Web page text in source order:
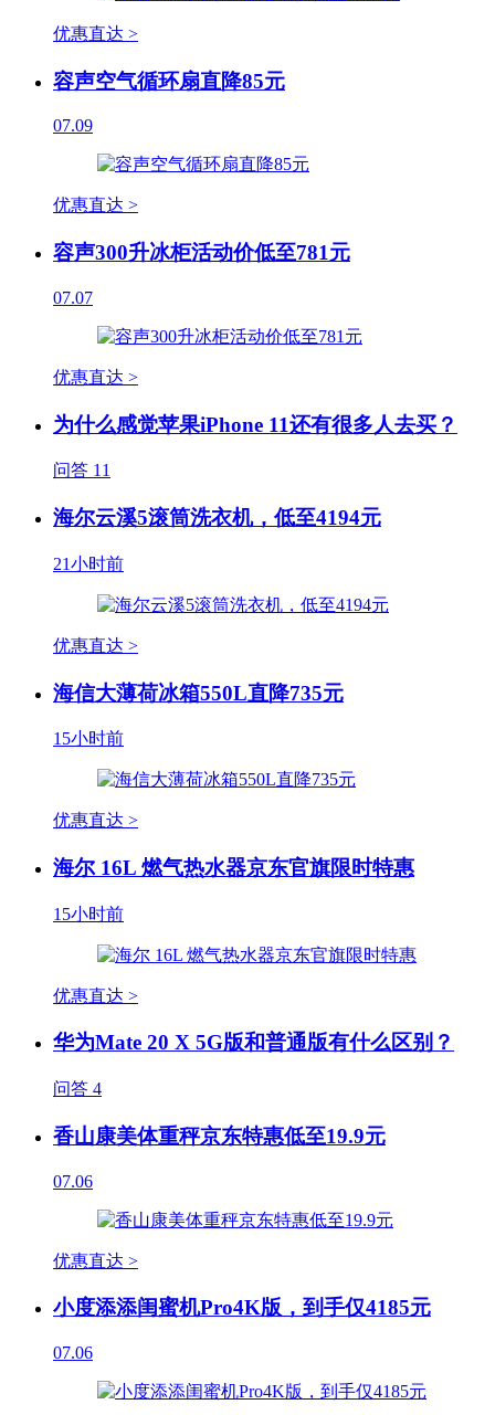
优惠直达 >
容声空气循环扇直降85元
07.09
优惠直达 >
容声300升冰柜活动价低至781元
07.07
优惠直达 >
为什么感觉苹果iPhone 11还有很多人去买？
问答 11
海尔云溪5滚筒洗衣机，低至4194元
21小时前
优惠直达 >
海信大薄荷冰箱550L直降735元
15小时前
优惠直达 >
海尔 16L 燃气热水器京东官旗限时特惠
15小时前
优惠直达 >
华为Mate 20 X 5G版和普通版有什么区别？
问答 4
香山康美体重秤京东特惠低至19.9元
07.06
优惠直达 >
小度添添闺蜜机Pro4K版，到手仅4185元
07.06